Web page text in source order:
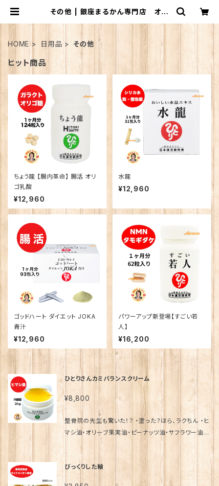
その他 | 銀座まるかん専門店 オー
HOME 日用品 その他
ヒット商品
ちょう龍 【腸内革命】 腸活 オリ
ゴ乳酸
¥12,960
水龍
¥12,960
ゴッドハート ダイエット JOKA
青汁
¥12,960
パワーアップ新登場【すごい若
人】
¥16,200
ひとりさんカミバランスクリーム
¥8,800
整骨院の先生も驚いた！？ ・塗った？ほら、ラクちん ・ヒ
マシ油・オリーブ果実油・ピーナッツ油・サフラワー油・
トコフェロール（ビタミンE)配合！ 内容量 31g 素材 ヒ
マシ油、ミツロウ、水添ヒマシ油、オリーブ果実油、ピー
ナッツ油、サフラワー油、トコフェロール、酢酸トコフェロ
ール、フキタンポポ花エキス、BG、水、キサントフィル 発
びっくりした輪